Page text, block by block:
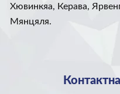
Хювинкяа, Керава,
Мянцяля.